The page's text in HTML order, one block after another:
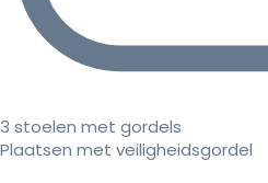
3 stoelen met gordels
Plaatsen met veiligheidsgordel